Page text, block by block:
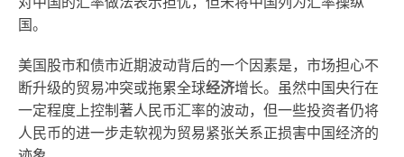
国。
美国股市和债市近期波动背后的一个因素是，市场担心不
断升级的贸易冲突或拖累全球经济增长。虽然中国央行在
一定程度上控制著人民币汇率的波动，但一些投资者仍将
人民币的进一步走软视为贸易紧张关系正损害中国经济的